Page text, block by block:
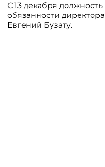
С 13 декабря
обязанности
Евгений Бузату.